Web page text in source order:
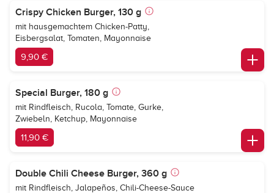
Crispy Chicken Burger, 130 g
mit hausgemachtem Chicken-Patty,
Eisbergsalat, Tomaten, Mayonnaise
9,90 €
Special Burger, 180 g
mit Rindfleisch, Rucola, Tomate, Gurke,
Zwiebeln, Ketchup, Mayonnaise
11,90 €
Double Chili Cheese Burger, 360 g
mit Rindfleisch, Jalapeños, Chili-Cheese-Sauce